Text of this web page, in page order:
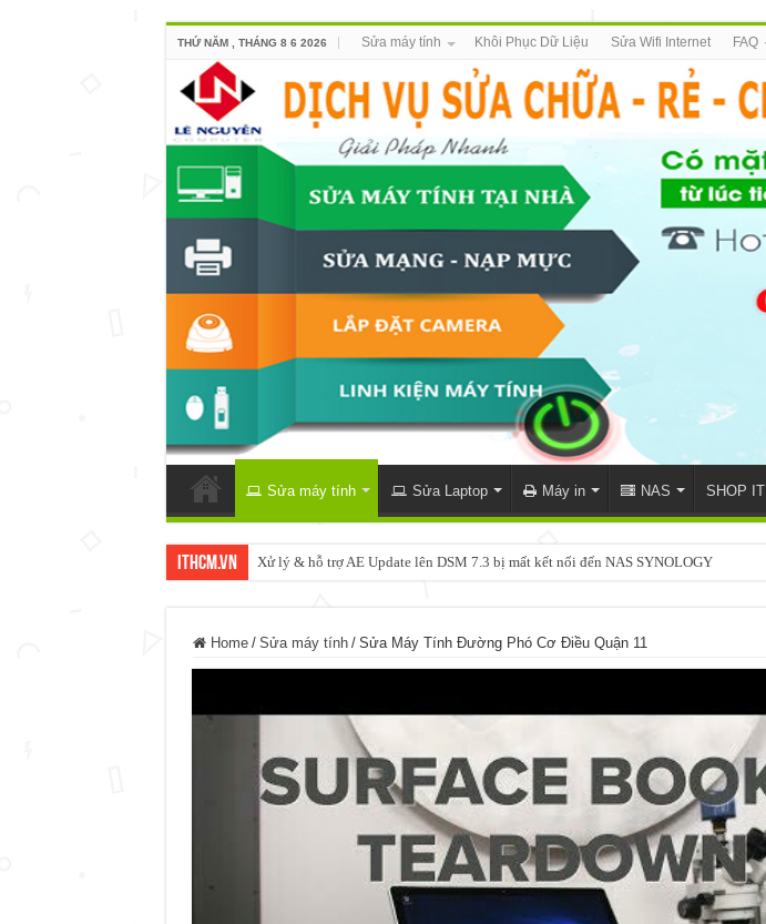
THỨ NĂM , THÁNG 8 6 2026 Sửa máy tính Khôi Phục Dữ Liệu Sửa Wifi Internet FAQ
Sửa máy tính Sửa Laptop Máy in NAS SHOP IT
ItHCM.VN Xử lý & hỗ trợ AE Update lên DSM 7.3 bị mất kết nối đến NAS SYNOLOGY
Home / Sửa máy tính / Sửa Máy Tính Đường Phó Cơ Điều Quận 11